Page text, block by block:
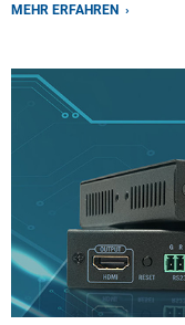
MEHR ERFAHREN ›